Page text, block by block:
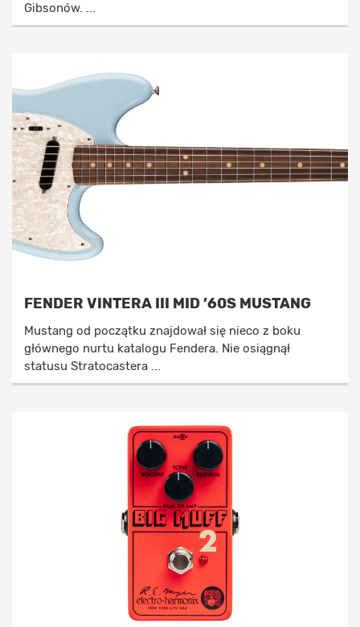
Gibsonów. ...
FENDER VINTERA III MID ’60S MUSTANG
Mustang od początku znajdował się nieco z boku
głównego nurtu katalogu Fendera. Nie osiągnął
statusu Stratocastera ...